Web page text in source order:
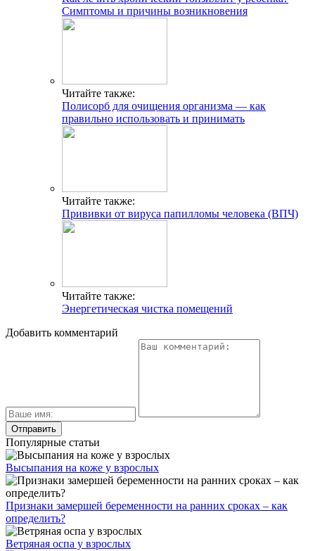
Симптомы и причины возникновения
Читайте также:
Полисорб для очищения организма — как
правильно использовать и принимать
Читайте также:
Прививки от вируса папилломы человека (ВПЧ)
Читайте также:
Энергетическая чистка помещений
Добавить комментарий
Популярные статьи
Высыпания на коже у взрослых
Признаки замершей беременности на ранних сроках – как
определить?
Ветряная оспа у взрослых